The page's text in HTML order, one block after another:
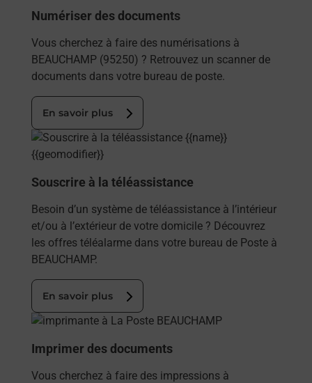
Numériser des documents
Vous cherchez à faire des numérisations à
BEAUCHAMP (95250) ? Retrouvez un scanner de
documents dans votre bureau de poste.
En savoir plus
En savoir plus
Souscrire à la téléassistance
Besoin d’un système de téléassistance à l’intérieur
et/ou à l’extérieur de votre domicile ? Découvrez
les offres téléalarme dans votre bureau de Poste à
BEAUCHAMP.
En savoir plus
En savoir plus
Imprimer des documents
Vous cherchez à faire des impressions à